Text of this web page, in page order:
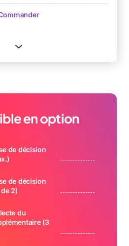
en option
de décision
de décision
2)
du
(3